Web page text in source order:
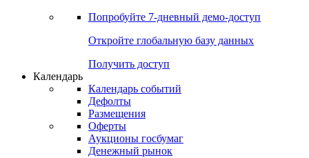
Попробуйте 7-дневный демо-доступ
Откройте глобальную базу данных
Получить доступ
Календарь
Календарь событий
Дефолты
Размещения
Оферты
Аукционы госбумаг
Денежный рынок